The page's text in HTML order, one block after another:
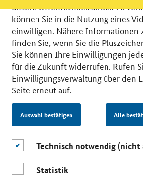
© 2026 Bundesministerium für
RSS
Benutzerhinweise
Impressum
Barrierefreiheit
Einwilligungsverwaltung
unsere Öffentlichkeitsarbeit zu
können Sie in die Nutzung eines
einwilligen. Nähere Informationen
finden Sie, wenn Sie die
Sie können Ihre Einwilligungen
für die Zukunft widerrufen. Rufen
Einwilligungsverwaltung über den
Seite erneut auf.
Auswahl bestätigen Alle
Technisch notwendig (nicht
Statistik